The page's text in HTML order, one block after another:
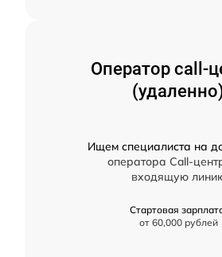
Оператор call-
Ищем специалиста на
оператора Call-
входящую
Стартовая
от 60,000 рублей